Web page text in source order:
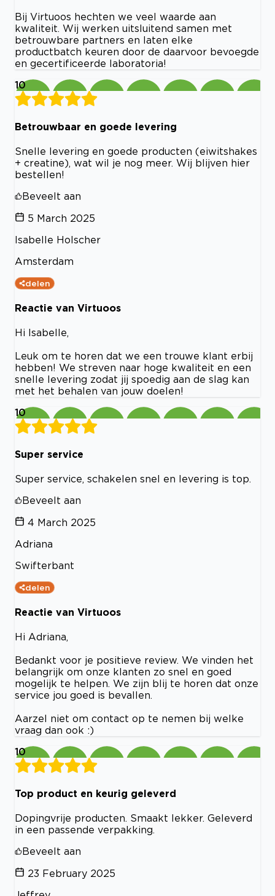
Bij Virtuoos hechten we veel waarde aan
kwaliteit. Wij werken uitsluitend samen met
betrouwbare partners en laten elke
productbatch keuren door de daarvoor bevoegde
en gecertificeerde laboratoria!
10
Betrouwbaar en goede levering
Snelle levering en goede producten (eiwitshakes
+ creatine), wat wil je nog meer. Wij blijven hier
bestellen!
Beveelt aan
5 March 2025
Isabelle Holscher
Amsterdam
delen
Reactie van Virtuoos
Hi Isabelle,
Leuk om te horen dat we een trouwe klant erbij
hebben! We streven naar hoge kwaliteit en een
snelle levering zodat jij spoedig aan de slag kan
met het behalen van jouw doelen!
10
Super service
Super service, schakelen snel en levering is top.
Beveelt aan
4 March 2025
Adriana
Swifterbant
delen
Reactie van Virtuoos
Hi Adriana,
Bedankt voor je positieve review. We vinden het
belangrijk om onze klanten zo snel en goed
mogelijk te helpen. We zijn blij te horen dat onze
service jou goed is bevallen.
Aarzel niet om contact op te nemen bij welke
vraag dan ook :)
10
Top product en keurig geleverd
Dopingvrije producten. Smaakt lekker. Geleverd
in een passende verpakking.
Beveelt aan
23 February 2025